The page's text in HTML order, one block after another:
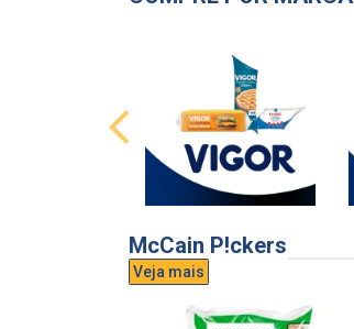
McCain P!ckers
Veja mais